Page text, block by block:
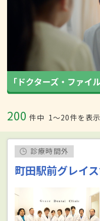
200 件中 1〜20件を表示
診療時間外
町田駅前グレイ